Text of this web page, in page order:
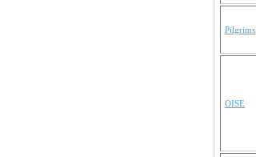
Pilgrims
OISE